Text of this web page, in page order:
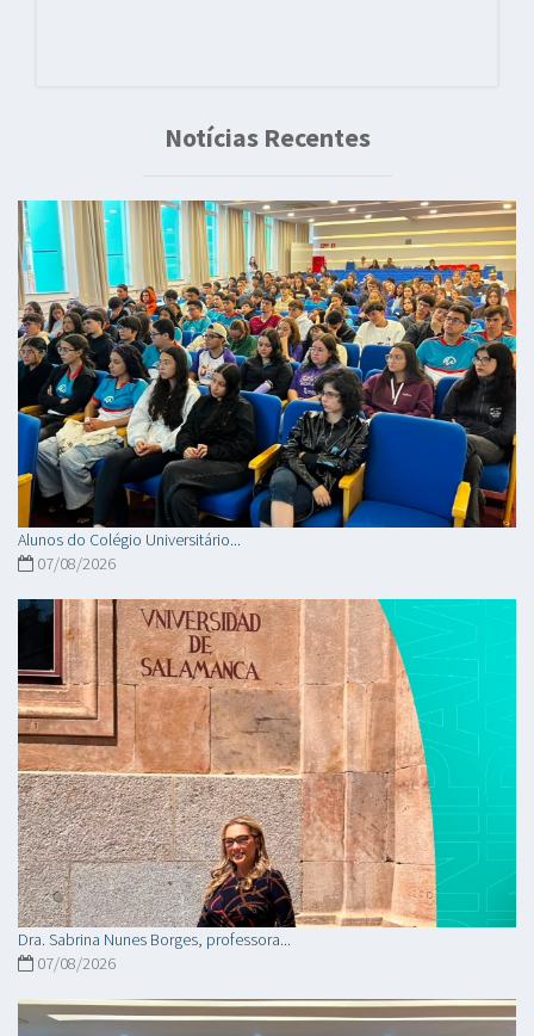
Notícias Recentes
Alunos do Colégio Universitário...
07/08/2026
Dra. Sabrina Nunes Borges, professora...
07/08/2026